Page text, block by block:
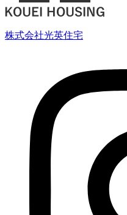
株式会社光英住宅